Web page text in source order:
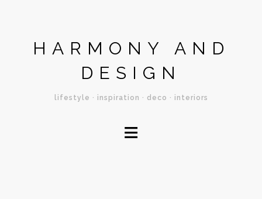
HARMONY AND
DESIGN
lifestyle · inspiration · deco · interiors
≡